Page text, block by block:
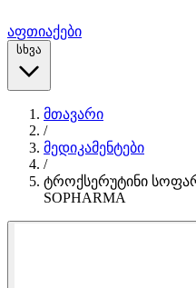
აფთიაქები
სხვა
მთავარი
/
მედიკამენტები
/
ტროქსერუტინი
SOPHARMA